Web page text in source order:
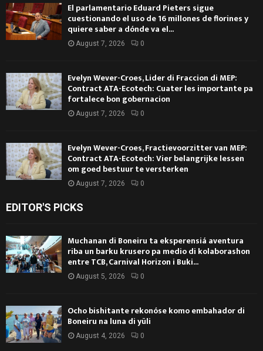
El parlamentario Eduard Pieters sigue
cuestionando el uso de 16 millones de florines y
quiere saber a dónde va el...
August 7, 2026 0
Evelyn Wever-Croes, Lider di Fraccion di MEP:
Contract ATA-Ecotech: Cuater les importante pa
fortalece bon gobernacion
August 7, 2026 0
Evelyn Wever-Croes, Fractievoorzitter van MEP:
Contract ATA-Ecotech: Vier belangrijke lessen
om goed bestuur te versterken
August 7, 2026 0
EDITOR'S PICKS
Muchanan di Boneiru ta eksperensiá aventura
riba un barku krusero pa medio di kolaborashon
entre TCB, Carnival Horizon i Buki...
August 5, 2026 0
Ocho bishitante rekonóse komo embahador di
Boneiru na luna di yüli
August 4, 2026 0